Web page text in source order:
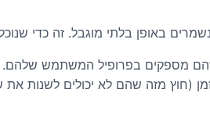
מספקים בפרופיל המשתמש שלהם.